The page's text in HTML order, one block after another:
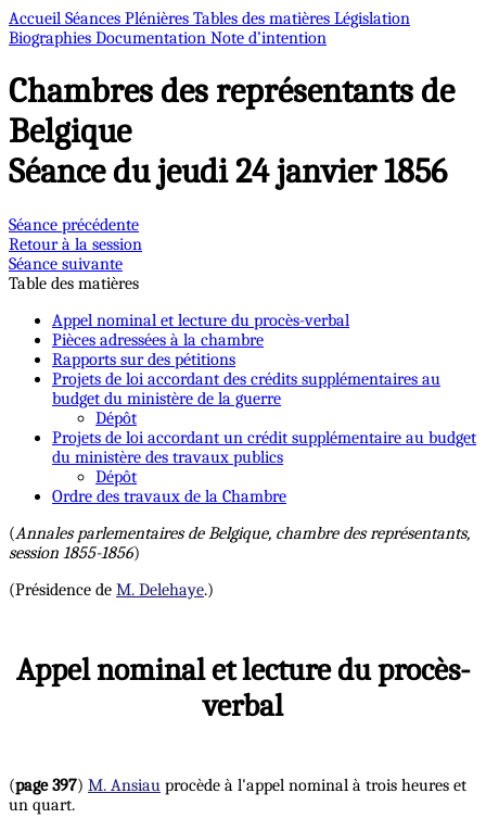
Accueil Séances Plénières Tables des matières Législation
Biographies Documentation Note d’intention
Chambres des représentants de
Belgique
Séance du jeudi 24 janvier 1856
Séance précédente
Retour à la session
Séance suivante
Table des matières
Appel nominal et lecture du procès-verbal
Pièces adressées à la chambre
Rapports sur des pétitions
Projets de loi accordant des crédits supplémentaires au
budget du ministère de la guerre
Dépôt
Projets de loi accordant un crédit supplémentaire au budget
du ministère des travaux publics
Dépôt
Ordre des travaux de la Chambre
(Annales parlementaires de Belgique, chambre des représentants,
session 1855-1856)
(Présidence de M. Delehaye.)
Appel nominal et lecture du procès-
verbal
(page 397) M. Ansiau procède à l'appel nominal à trois heures et
un quart.